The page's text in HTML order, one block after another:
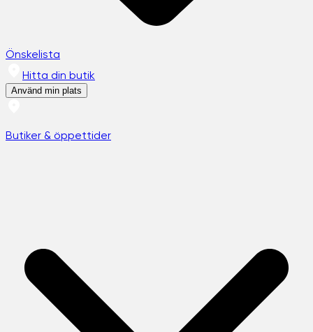
Önskelista
Hitta din butik
Använd min plats
Butiker & öppettider